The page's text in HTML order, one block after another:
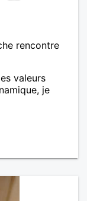
rencontre
valeurs
je